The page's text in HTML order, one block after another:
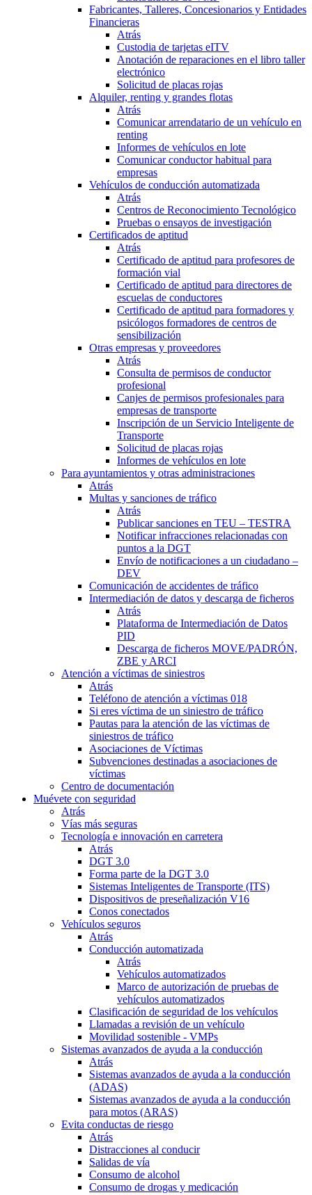
Fabricantes, Talleres, Concesionarios y Entidades
Financieras
Atrás
Custodia de tarjetas eITV
Anotación de reparaciones en el libro taller
electrónico
Solicitud de placas rojas
Alquiler, renting y grandes flotas
Atrás
Comunicar arrendatario de un vehículo en
renting
Informes de vehículos en lote
Comunicar conductor habitual para
empresas
Vehículos de conducción automatizada
Atrás
Centros de Reconocimiento Tecnológico
Pruebas o ensayos de investigación
Certificados de aptitud
Atrás
Certificado de aptitud para profesores de
formación vial
Certificado de aptitud para directores de
escuelas de conductores
Certificado de aptitud para formadores y
psicólogos formadores de centros de
sensibilización
Otras empresas y proveedores
Atrás
Consulta de permisos de conductor
profesional
Canjes de permisos profesionales para
empresas de transporte
Inscripción de un Servicio Inteligente de
Transporte
Solicitud de placas rojas
Informes de vehículos en lote
Para ayuntamientos y otras administraciones
Atrás
Multas y sanciones de tráfico
Atrás
Publicar sanciones en TEU – TESTRA
Notificar infracciones relacionadas con
puntos a la DGT
Envío de notificaciones a un ciudadano –
DEV
Comunicación de accidentes de tráfico
Intermediación de datos y descarga de ficheros
Atrás
Plataforma de Intermediación de Datos
PID
Descarga de ficheros MOVE/PADRÓN,
ZBE y ARCI
Atención a víctimas de siniestros
Atrás
Teléfono de atención a víctimas 018
Si eres víctima de un siniestro de tráfico
Pautas para la atención de las víctimas de
siniestros de tráfico
Asociaciones de Víctimas
Subvenciones destinadas a asociaciones de
víctimas
Centro de documentación
Muévete con seguridad
Atrás
Vías más seguras
Tecnología e innovación en carretera
Atrás
DGT 3.0
Forma parte de la DGT 3.0
Sistemas Inteligentes de Transporte (ITS)
Dispositivos de preseñalización V16
Conos conectados
Vehículos seguros
Atrás
Conducción automatizada
Atrás
Vehículos automatizados
Marco de autorización de pruebas de
vehículos automatizados
Clasificación de seguridad de los vehículos
Llamadas a revisión de un vehículo
Movilidad sostenible - VMPs
Sistemas avanzados de ayuda a la conducción
Atrás
Sistemas avanzados de ayuda a la conducción
(ADAS)
Sistemas avanzados de ayuda a la conducción
para motos (ARAS)
Evita conductas de riesgo
Atrás
Distracciones al conducir
Salidas de vía
Consumo de alcohol
Consumo de drogas y medicación